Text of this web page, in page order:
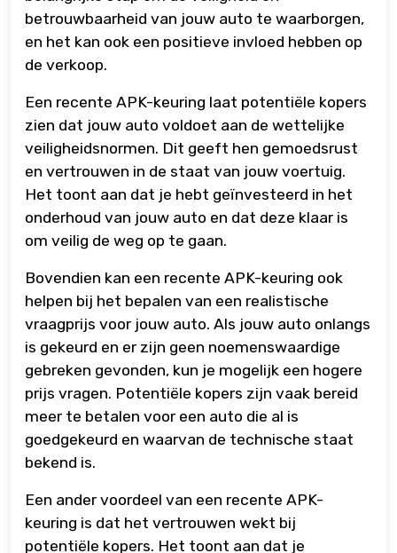
betrouwbaarheid van jouw auto te waarborgen,
en het kan ook een positieve invloed hebben op
de verkoop.
Een recente APK-keuring laat potentiële kopers
zien dat jouw auto voldoet aan de wettelijke
veiligheidsnormen. Dit geeft hen gemoedsrust
en vertrouwen in de staat van jouw voertuig.
Het toont aan dat je hebt geïnvesteerd in het
onderhoud van jouw auto en dat deze klaar is
om veilig de weg op te gaan.
Bovendien kan een recente APK-keuring ook
helpen bij het bepalen van een realistische
vraagprijs voor jouw auto. Als jouw auto onlangs
is gekeurd en er zijn geen noemenswaardige
gebreken gevonden, kun je mogelijk een hogere
prijs vragen. Potentiële kopers zijn vaak bereid
meer te betalen voor een auto die al is
goedgekeurd en waarvan de technische staat
bekend is.
Een ander voordeel van een recente APK-
keuring is dat het vertrouwen wekt bij
potentiële kopers. Het toont aan dat je